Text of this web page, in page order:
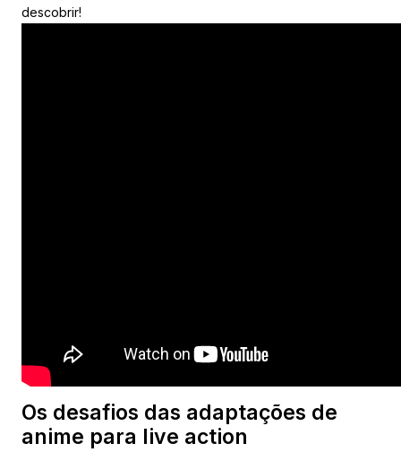
descobrir!
Os desafios das adaptações de
anime para live action